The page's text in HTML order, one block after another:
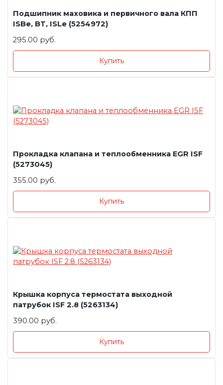
Подшипник маховика и первичного вала КПП
ISBe, BT, ISLe (5254972)
295.00 руб.
Купить
Прокладка клапана и теплообменника EGR ISF
(5273045)
355.00 руб.
Купить
Крышка корпуса термостата выходной
патрубок ISF 2.8 (5263134)
390.00 руб.
Купить